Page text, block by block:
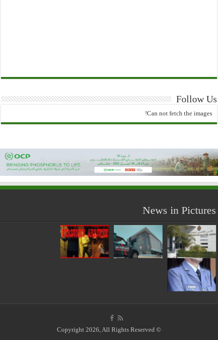
Follow Us
Can not fetch the images!
News in Pictures
© Copyright 2026, All Rights Reserved